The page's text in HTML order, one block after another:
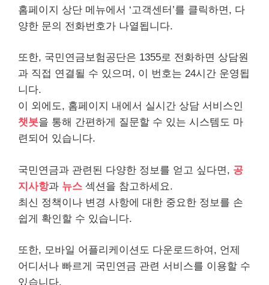
홈페이지 상단 메뉴에서 ‘고객센터’를 클릭하면, 다
양한 문의 전화번호가 나열됩니다.
또한, 국민연금보험공단은 1355로 전화하면 상담원
과 직접 연결될 수 있으며, 이 번호는 24시간 운영됩
니다.
이 외에도, 홈페이지 내에서 실시간 상담 서비스인
챗봇을 통해 간편하게 질문할 수 있는 시스템도 마
련되어 있습니다.
국민연금과 관련된 다양한 정보를 얻고 싶다면, 공
지사항과 뉴스 섹션을 참고하세요.
최신 정책이나 변경 사항에 대한 중요한 정보를 손
쉽게 확인할 수 있습니다.
또한, 모바일 어플리케이션도 다운로드하여, 언제
어디서나 빠르게 국민연금 관련 서비스를 이용할 수
있습니다.